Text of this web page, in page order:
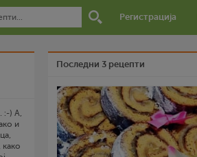
Регистрација
:-) А,
и
како
Последни 3 рецепти